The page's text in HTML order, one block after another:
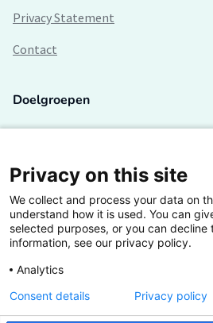
Privacy Statement
Contact
Doelgroepen
Lectoren en onderzoekers
Bedrijven
Hogescholen
Privacy on this site
We collect and process your data on
understand how it is used. You can
selected purposes, or you can decline
information, see our privacy policy.
Analytics
Consent details
Privacy policy